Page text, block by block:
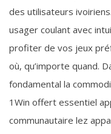
des utilisateurs
usager coulant avec
profiter de vos jeux
où, qu’importe quand.
fondamental la
1Win offert essentiel
communautaire lez